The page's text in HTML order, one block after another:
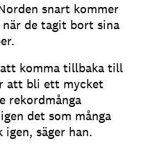
snart kommer
de tagit bort sina
komma tillbaka till
att bli ett mycket
rekordmånga
det som många
säger han.